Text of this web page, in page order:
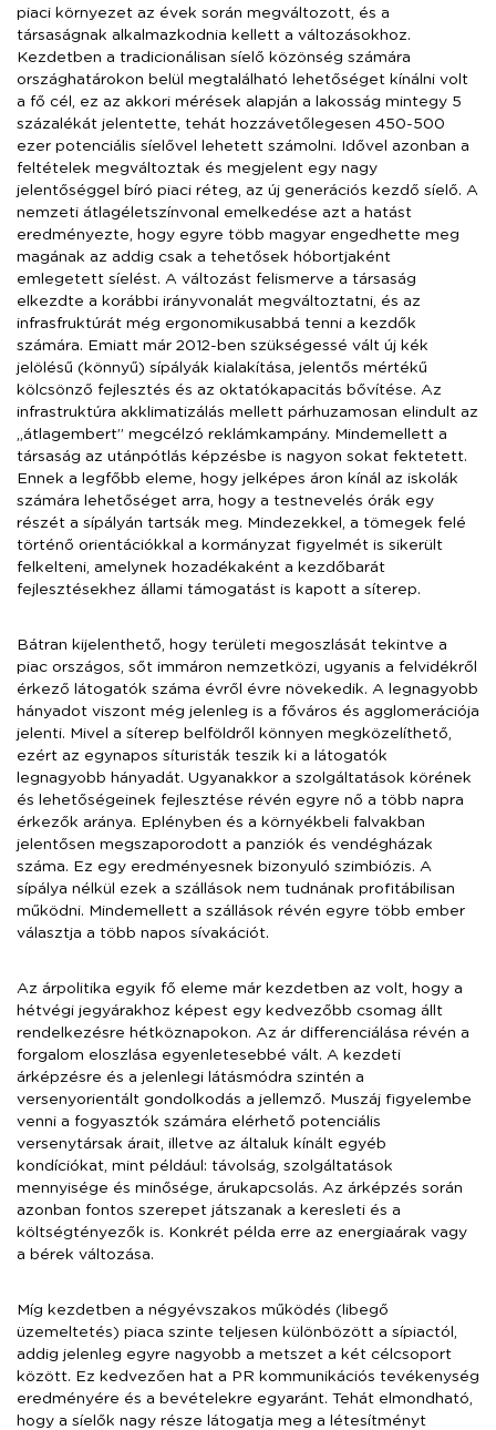
piaci környezet az évek során megváltozott, és a
társaságnak alkalmazkodnia kellett a változásokhoz.
Kezdetben a tradicionálisan síelő közönség számára
országhatárokon belül megtalálható lehetőséget kínálni volt
a fő cél, ez az akkori mérések alapján a lakosság mintegy 5
százalékát jelentette, tehát hozzávetőlegesen 450-500
ezer potenciális síelővel lehetett számolni. Idővel azonban a
feltételek megváltoztak és megjelent egy nagy
jelentőséggel bíró piaci réteg, az új generációs kezdő síelő. A
nemzeti átlagéletszínvonal emelkedése azt a hatást
eredményezte, hogy egyre több magyar engedhette meg
magának az addig csak a tehetősek hóbortjaként
emlegetett síelést. A változást felismerve a társaság
elkezdte a korábbi irányvonalát megváltoztatni, és az
infrasfruktúrát még ergonomikusabbá tenni a kezdők
számára. Emiatt már 2012-ben szükségessé vált új kék
jelölésű (könnyű) sípályák kialakítása, jelentős mértékű
kölcsönző fejlesztés és az oktatókapacitás bővítése. Az
infrastruktúra akklimatizálás mellett párhuzamosan elindult az
„átlagembert” megcélzó reklámkampány. Mindemellett a
társaság az utánpótlás képzésbe is nagyon sokat fektetett.
Ennek a legfőbb eleme, hogy jelképes áron kínál az iskolák
számára lehetőséget arra, hogy a testnevelés órák egy
részét a sípályán tartsák meg. Mindezekkel, a tömegek felé
történő orientációkkal a kormányzat figyelmét is sikerült
felkelteni, amelynek hozadékaként a kezdőbarát
fejlesztésekhez állami támogatást is kapott a síterep.
Bátran kijelenthető, hogy területi megoszlását tekintve a
piac országos, sőt immáron nemzetközi, ugyanis a felvidékről
érkező látogatók száma évről évre növekedik. A legnagyobb
hányadot viszont még jelenleg is a főváros és agglomerációja
jelenti. Mivel a síterep belföldről könnyen megközelíthető,
ezért az egynapos síturisták teszik ki a látogatók
legnagyobb hányadát. Ugyanakkor a szolgáltatások körének
és lehetőségeinek fejlesztése révén egyre nő a több napra
érkezők aránya. Eplényben és a környékbeli falvakban
jelentősen megszaporodott a panziók és vendégházak
száma. Ez egy eredményesnek bizonyuló szimbiózis. A
sípálya nélkül ezek a szállások nem tudnának profitábilisan
működni. Mindemellett a szállások révén egyre több ember
választja a több napos sívakációt.
Az árpolitika egyik fő eleme már kezdetben az volt, hogy a
hétvégi jegyárakhoz képest egy kedvezőbb csomag állt
rendelkezésre hétköznapokon. Az ár differenciálása révén a
forgalom eloszlása egyenletesebbé vált. A kezdeti
árképzésre és a jelenlegi látásmódra szintén a
versenyorientált gondolkodás a jellemző. Muszáj figyelembe
venni a fogyasztók számára elérhető potenciális
versenytársak árait, illetve az általuk kínált egyéb
kondíciókat, mint például: távolság, szolgáltatások
mennyisége és minősége, árukapcsolás. Az árképzés során
azonban fontos szerepet játszanak a keresleti és a
költségtényezők is. Konkrét példa erre az energiaárak vagy
a bérek változása.
Míg kezdetben a négyévszakos működés (libegő
üzemeltetés) piaca szinte teljesen különbözött a sípiactól,
addig jelenleg egyre nagyobb a metszet a két célcsoport
között. Ez kedvezően hat a PR kommunikációs tevékenység
eredményére és a bevételekre egyaránt. Tehát elmondható,
hogy a síelők nagy része látogatja meg a létesítményt